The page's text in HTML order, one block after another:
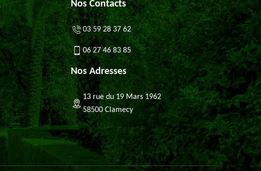
Nos Contacts
03 59 28 37 62
06 27 46 83 85
Nos Adresses
13 rue du 19 Mars 1962
58500 Clamecy